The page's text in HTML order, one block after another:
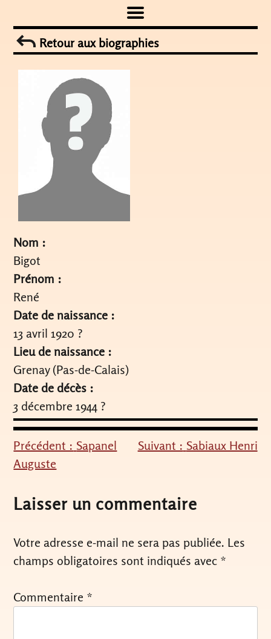
to
contentRetour aux biographies
Nom :
Bigot
Prénom :
René
Date de naissance :
13 avril 1920 ?
Lieu de naissance :
Grenay (Pas-de-Calais)
Date de décès :
3 décembre 1944 ?
Navigation
de
l’article
Précédent : Sapanel
Auguste
Suivant : Sabiaux Henri
Laisser un commentaire
Votre adresse e-mail ne sera pas publiée. Les
champs obligatoires sont indiqués avec *
Commentaire *